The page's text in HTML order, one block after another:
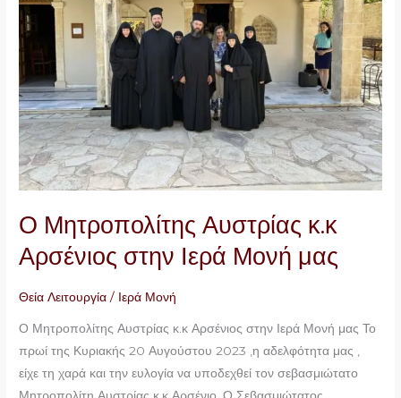
Ο Μητροπολίτης Αυστρίας κ.κ
Αρσένιος στην Ιερά Μονή μας
Θεία Λειτουργία / Ιερά Μονή
Ο Μητροπολίτης Αυστρίας κ.κ Αρσένιος στην Ιερά Μονή μας Το
πρωί της Κυριακής 20 Αυγούστου 2023 ,η αδελφότητα μας ,
είχε τη χαρά και την ευλογία να υποδεχθεί τον σεβασμιώτατο
Αρσένιος
στην
Ιερά
Μονή
μας